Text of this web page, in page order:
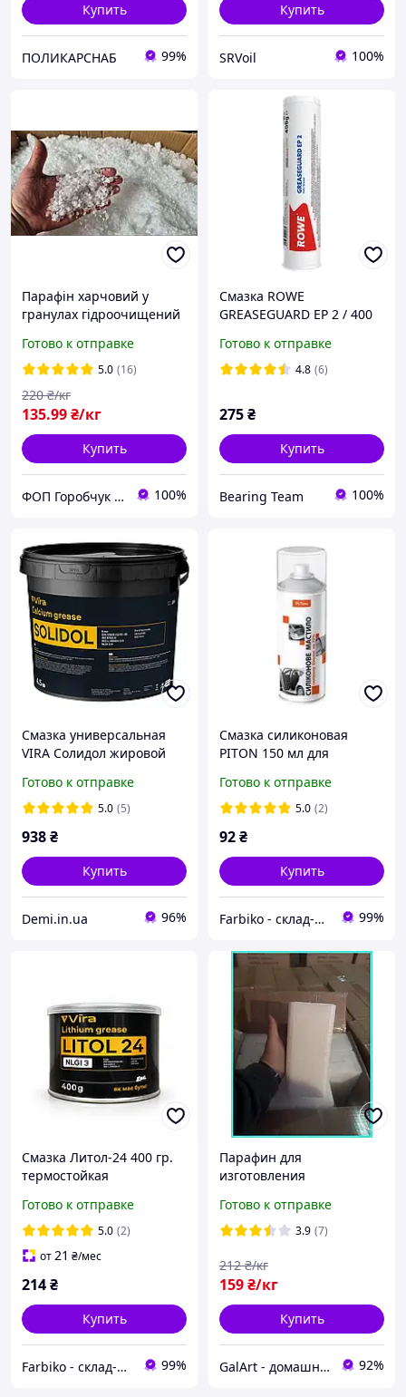
Купить
ПОЛИКАРСНАБ 99%
Купить
SRVoil 100%
Парафін харчовий у
гранулах гідроочищений
Готово к отправке
5.0 (16)
135.99₴/кг
220 ₴/кг
Купить
ФОП Горобчук Владислав Петрович 100%
Смазка ROWE
GREASEGUARD EP 2 / 400
Готово к отправке
4.8 (6)
275₴
Купить
Bearing Team 100%
Смазка универсальная
VIRA Солидол жировой
коричневая 4,5 кг (VI0613)
Готово к отправке
5.0 (5)
938₴
Купить
Demi.in.ua 96%
Смазка силиконовая
PITON 150 мл для
Готово к отправке
5.0 (2)
92₴
Купить
Farbiko - склад-магазин стройматериалов 99%
Смазка Литол-24 400 гр.
термостойкая
Готово к отправке
5.0 (2)
от21 ₴/мес
214₴
Купить
Farbiko - склад-магазин стройматериалов 99%
Парафин для
изготовления
очищенный,Парафин
пищевой П2 для окопных
Готово к отправке
3.9 (7)
159₴/кг
212 ₴/кг
Купить
GalArt - домашний уют 92%